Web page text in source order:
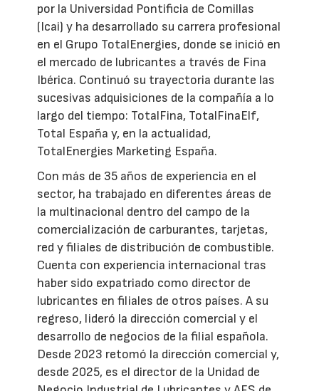
por la Universidad Pontificia de Comillas
(Icai) y ha desarrollado su carrera profesional
en el Grupo TotalEnergies, donde se inició en
el mercado de lubricantes a través de Fina
Ibérica. Continuó su trayectoria durante las
sucesivas adquisiciones de la compañía a lo
largo del tiempo: TotalFina, TotalFinaElf,
Total España y, en la actualidad,
TotalEnergies Marketing España.
Con más de 35 años de experiencia en el
sector, ha trabajado en diferentes áreas de
la multinacional dentro del campo de la
comercialización de carburantes, tarjetas,
red y filiales de distribución de combustible.
Cuenta con experiencia internacional tras
haber sido expatriado como director de
lubricantes en filiales de otros países. A su
regreso, lideró la dirección comercial y el
desarrollo de negocios de la filial española.
Desde 2023 retomó la dirección comercial y,
desde 2025, es el director de la Unidad de